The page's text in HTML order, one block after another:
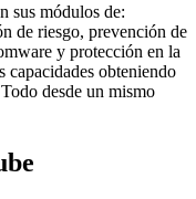
sus módulos de:
de riesgo, prevención de
y protección en la
capacidades obteniendo
desde un mismo